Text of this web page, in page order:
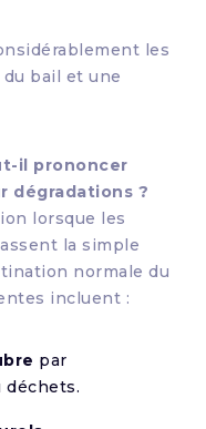
les
bail et une
il prononcer
dégradations ?
lorsque les
la simple
normale du
incluent :
par
déchets.